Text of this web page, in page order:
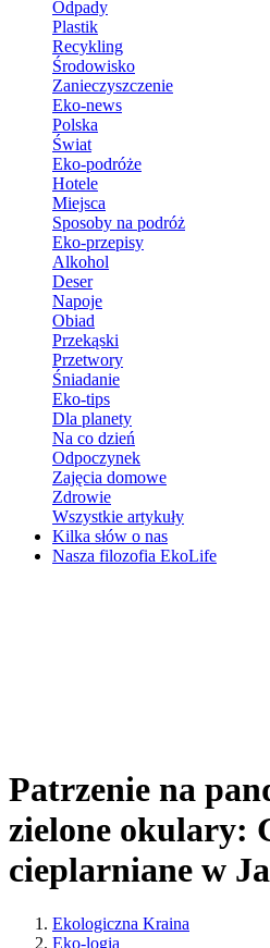
Odpady
Plastik
Recykling
Środowisko
Zanieczyszczenie
Eko-news
Polska
Świat
Eko-podróże
Hotele
Miejsca
Sposoby na podróż
Eko-przepisy
Alkohol
Deser
Napoje
Obiad
Przekąski
Przetwory
Śniadanie
Eko-tips
Dla planety
Na co dzień
Odpoczynek
Zajęcia domowe
Zdrowie
Wszystkie artykuły
Kilka słów o nas
Nasza filozofia EkoLife
Patrzenie na
zielone okulary:
cieplarniane w
Ekologiczna Kraina
Eko-logia